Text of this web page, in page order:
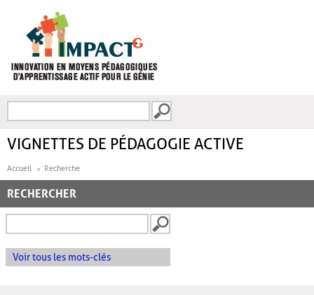
FORMULAIRE DE
VIGNETTES DE PÉDAGOGIE ACTIVE
Accueil Recherche
RECHERCHER
Voir tous les mots-clés